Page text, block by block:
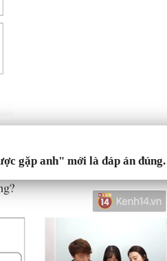
gặp anh" mới là đáp án đúng.